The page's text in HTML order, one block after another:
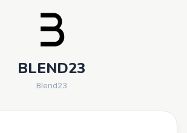
BLEND23
Blend23